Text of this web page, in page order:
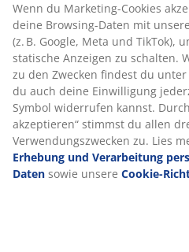
Wenn du Marketing-Cookies
deine Browsing-Daten mit
(z. B. Google, Meta und TikTok),
statische Anzeigen zu schalten.
zu den Zwecken findest du unter
du auch deine Einwilligung
Symbol widerrufen kannst.
akzeptieren“ stimmst du allen
Verwendungszwecken zu. Lies
Erhebung und Verarbeitung
Daten sowie unsere Cookie-